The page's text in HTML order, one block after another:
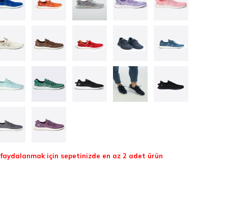
için sepetinizde en az 2 adet ürün